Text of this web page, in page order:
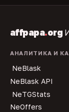
affpapa.org
АНАЛИТИКА И
NeBlask
NeBlask API
NeTGStats
NeOffers